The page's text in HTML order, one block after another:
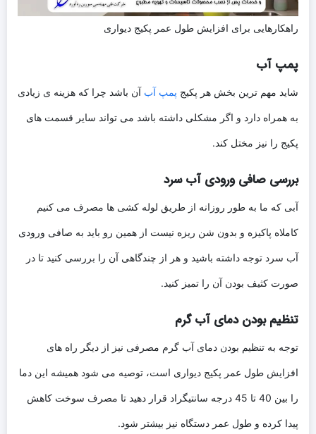
راهکارهایی برای افزایش طول عمر پکیج دیواری
پمپ آب
شاید مهم ترین بخش هر پکیج پمپ آب آن باشد چرا که هزینه ی زیادی
به همراه دارد و اگر مشکلی داشته باشد می تواند سایر قسمت های
پکیج را نیز مختل کند.
بررسی صافی ورودی آب سرد
آبی که ما به طور روزانه از طریق لوله کشی ها مصرف می کنیم
کاملاه پاکیزه و بدون شن ریزه نیست از همین رو باید به صافی ورودی
آب سرد توجه داشته باشید و هر از چندگاهی آن را بررسی کنید تا در
صورت کثیف بودن آن را تمیز کنید.
تنظیم بودن دمای آب گرم
توجه به تنظیم بودن دمای آب گرم مصرفی نیز از دیگر راه های
افزایش طول عمر پکیج دیواری است، توصیه می شود همیشه این دما
را بین 40 تا 45 درجه سانتیگراد قرار دهید تا مصرف سوخت کاهش
پیدا کرده و طول عمر دستگاه نیز بیشتر شود.